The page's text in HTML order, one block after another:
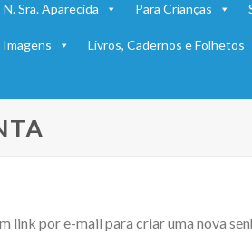
N. Sra. Aparecida Para Crianças
Imagens Livros, Cadernos e Folhetos
link por e-mail para criar uma nova